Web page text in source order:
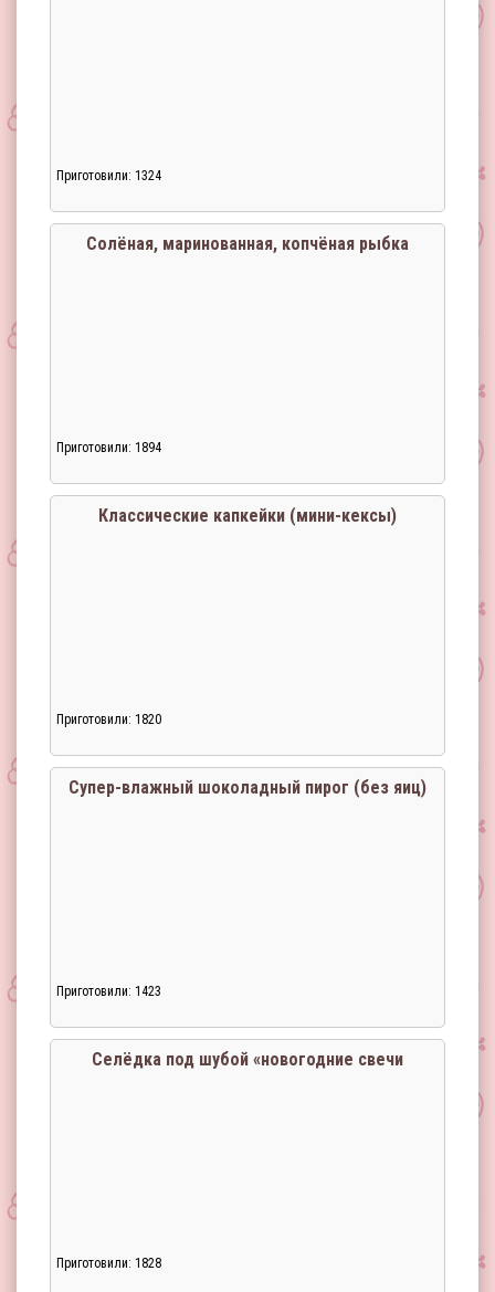
Приготовили: 1324
Солёная, маринованная, копчёная рыбка
Приготовили: 1894
Классические капкейки (мини-кексы)
Приготовили: 1820
Супер-влажный шоколадный пирог (без яиц)
Приготовили: 1423
Селёдка под шубой «новогодние свечи
Приготовили: 1828